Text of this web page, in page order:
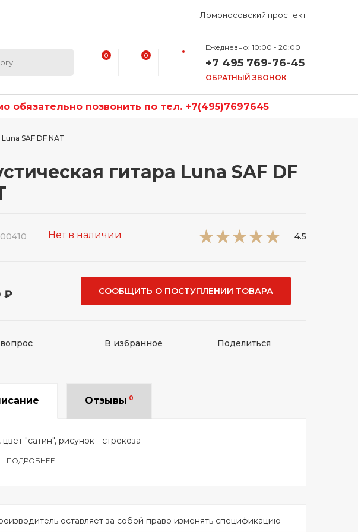
Ломоносовский проспект
0 0
Ежедневно: 10:00 - 20:00
+7 495 769-76-45
ОБРАТНЫЙ ЗВОНОК
обязательно позвонить по тел. +7(495)7697645
SAF DF NAT
гитара Luna SAF DF
Нет в наличии 4.5
₽ СООБЩИТЬ О ПОСТУПЛЕНИИ ТОВАРА
В избранное Поделиться
Отзывы 0
цвет "сатин", рисунок - стрекоза
ПОДРОБНЕЕ
оставляет за собой право изменять спецификацию